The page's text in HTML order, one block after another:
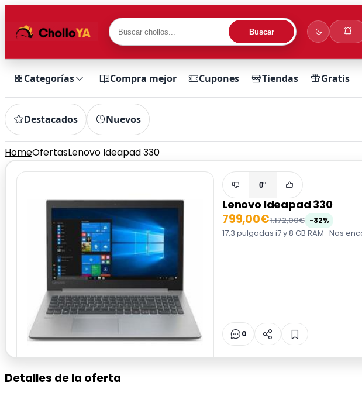
Buscar
Categorías Compra mejor Cupones Tiendas Gratis
Destacados Nuevos
HomeOfertasLenovo Ideapad 330
0°
Lenovo Ideapad 330
799,00€1.172,00€ -32%
17,3 pulgadas i7 y 8 GB RAM · Nos
0
Detalles de la oferta